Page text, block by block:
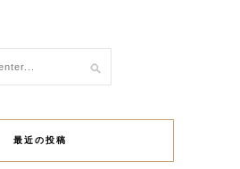
最近の投稿